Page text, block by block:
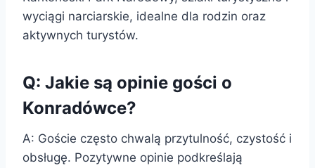
wyciągi narciarskie, idealne dla rodzin oraz
aktywnych turystów.
Q: Jakie są opinie gości o
Konradówce?
A: Goście często chwalą przytulność, czystość i
obsługę. Pozytywne opinie podkreślają